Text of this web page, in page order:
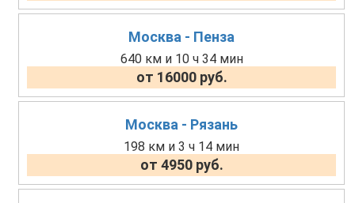
Москва - Пенза
640 км и 10 ч 34 мин
от 16000 руб.
Москва - Рязань
198 км и 3 ч 14 мин
от 4950 руб.